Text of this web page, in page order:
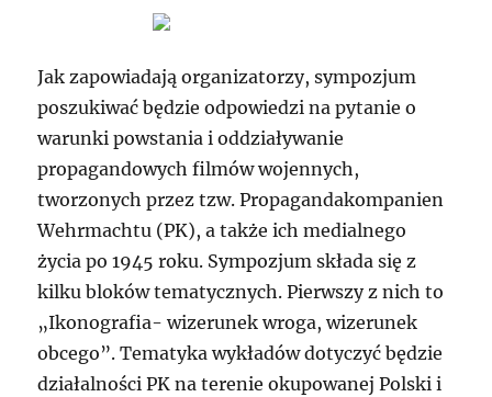
Jak zapowiadają organizatorzy, sympozjum
poszukiwać będzie odpowiedzi na pytanie o
warunki powstania i oddziaływanie
propagandowych filmów wojennych,
tworzonych przez tzw. Propagandakompanien
Wehrmachtu (PK), a także ich medialnego
życia po 1945 roku. Sympozjum składa się z
kilku bloków tematycznych. Pierwszy z nich to
„Ikonografia- wizerunek wroga, wizerunek
obcego”. Tematyka wykładów dotyczyć będzie
działalności PK na terenie okupowanej Polski i